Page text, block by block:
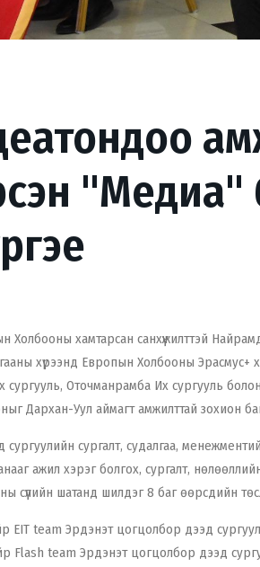
"Медиа"
Холбооны хамтарсан санхүүжилттэй
хүрээнд Европын Холбооны Эрасмус+
сургууль, Оточманрамба Их сургууль
Дархан-Уул аймагт амжилттай зохион
сургуулийн сургалт, судалгаа,
ажил хэрэг болгох, сургалт,
сүүлийн шатанд шилдэг 8 баг өөрсдийн
EIT team Эрдэнэт цогцолбор дээд
Flash team Эрдэнэт цогцолбор дээд